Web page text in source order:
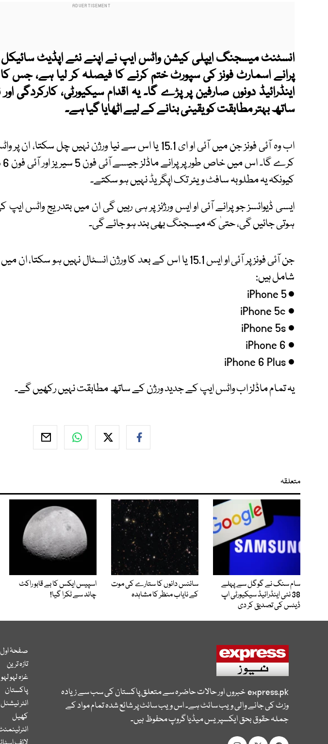
انسٹنٹ میسجنگ ایپلی کیشن واٹس ایپنے اپنے نئے اپڈیٹ
پرانے اسمارٹ فونز کی سپورٹ ختم کرنے کا فیصلہ کر لیا ہے، جس کا
اینڈرائیڈ دونوں صارفین پر پڑے گا۔ یہ اقدام سیکیورٹی، کارکردگی
ساتھ بہتر مطابقت کو یقینی بنانے کے لیے اٹھایا گیا ہے۔
اب وہ آئی فونز جن میں آئی او ای 15.1 یا اس سے نیا ورژن نہیں چل
کیونکہ یہ مطلوبہ سافٹ ویئر تک اپگریڈ نہیں ہو سکتے۔
ایسی ڈیوائسز جو پرانے آئی او ایس ورژنز پر ہی رہیں گی ان میں بتدریج واٹس
ہوتی جائیں گی، حتیٰ کہ میسجنگ بھی بند ہو جائے گی۔
جن آئی فونز پر آئی او ایس 15.1 یا اس کے بعد کا ورژن انسٹال نہیں ہو
شامل ہیں:
• iPhone 5
• iPhone 5c
• iPhone 5s
• iPhone 6
• iPhone 6 Plus
یہ تمام ماڈلز اب واٹس ایپ کے جدید ورژن کے ساتھ مطابقت نہیں رکھیں گے۔
متعلقہ
سام سنگ نے گوگل سے پہلے
38 نئی اینڈرائیڈ سیکیورٹی اپ
ڈیٹس کی تصدیق کر دی
سائنس دانوں کا ستارے کی موت
کے نایاب منظر کا مشاہدہ
اسپیس ایکس کا بے قابو راکٹ
چاند سے ٹکرا گیا!
express.pkخبروں اور حالات حاضرہ سے متعلق پاکستان کی سب سے زیادہ
وزٹ کی جانے والی ویب سائٹ ہے۔ اس ویب سائٹ پر شائع شدہ تمام مواد کے
جملہ حقوق بحق ایکسپریس میڈیا گروپ محفوظ ہیں۔
صفحۂ اول
تازہ ترین
غزہ لہو لہو
پاکستان
انٹر نیشنل
کھیل